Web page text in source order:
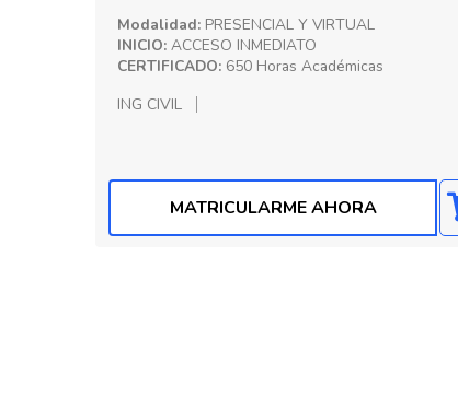
Modalidad: PRESENCIAL Y VIRTUAL
INICIO: ACCESO INMEDIATO
CERTIFICADO: 650 Horas Académicas
ING CIVIL
MATRICULARME AHORA